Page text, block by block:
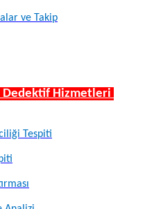
ve Takip
Dedektif Hizmetleri
Tespiti